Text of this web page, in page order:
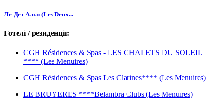
Ле-Дез-Альп (Les Deux...
Готелі / резиденції:
CGH Résidences & Spas - LES CHALETS DU SOLEIL
**** (Les Menuires)
CGH Résidences & Spas Les Clarines**** (Les Menuires)
LE BRUYERES ****Belambra Clubs (Les Menuires)